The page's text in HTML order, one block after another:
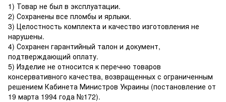
1) Товар не был в эксплуатации.
2) Сохранены все пломбы и ярлыки.
3) Целостность комплекта и качество изготовления не
нарушены.
4) Сохранен гарантийный талон и документ,
подтверждающий оплату.
5) Изделие не относится к перечню товаров
консервативного качества, возвращенных с ограниченным
решением Кабинета Министров Украины (постановление от
19 марта 1994 года №172).